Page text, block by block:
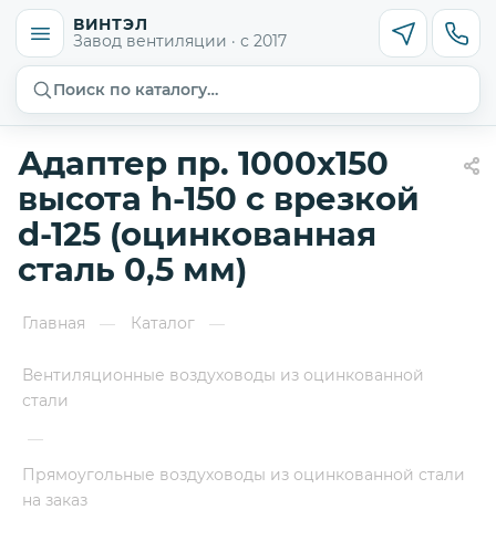
ВИНТЭЛ
Завод вентиляции · с 2017
Поиск по каталогу…
Адаптер пр. 1000х150
высота h-150 с врезкой
d-125 (оцинкованная
сталь 0,5 мм)
Главная — Каталог —
Вентиляционные воздуховоды из оцинкованной
стали
—
Прямоугольные воздуховоды из оцинкованной стали
на заказ